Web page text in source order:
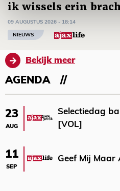
ik wissels erin
09 AUGUSTUS 2026 - 18:14
NIEUWS
Bekijk meer
AGENDA
23
AUG
Selectiedag
[VOL]
11
SEP
Geef Mij Maar